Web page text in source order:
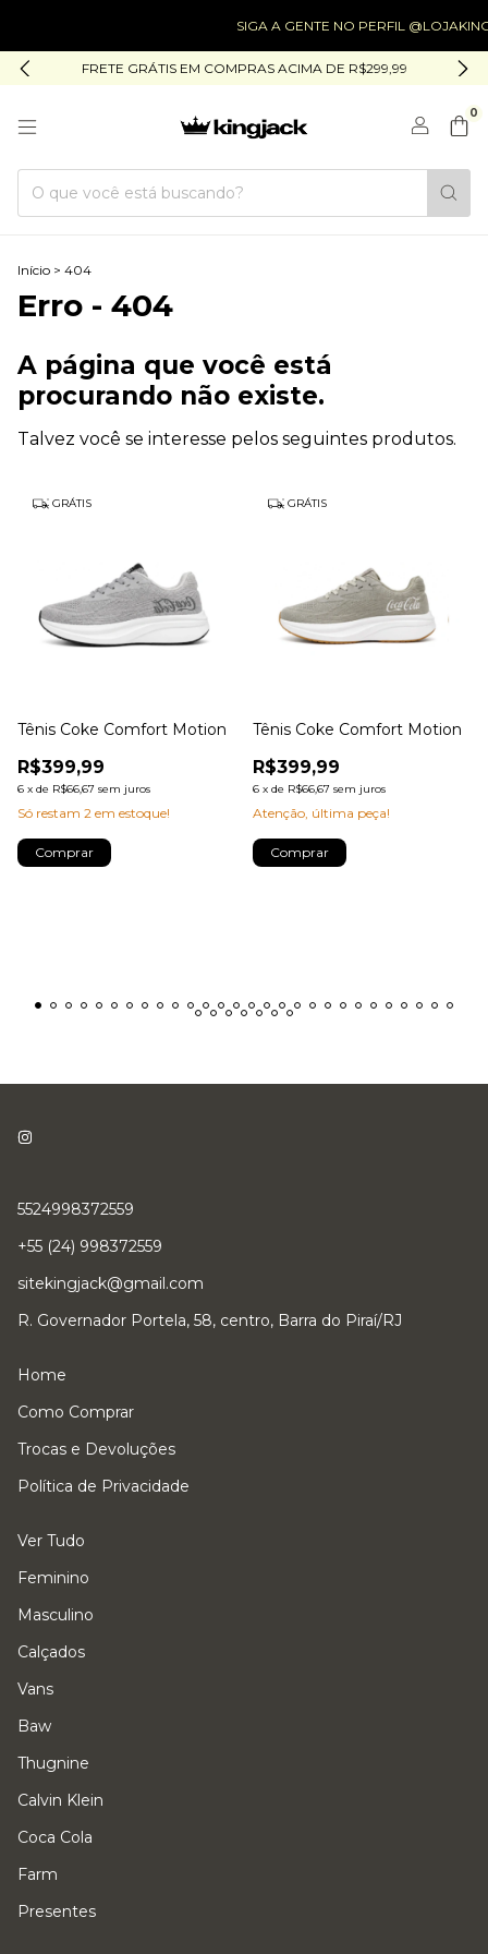
SIGA A GENTE NO PERFIL
FRETE GRÁTIS EM COMPRAS ACIMA DE R$299,99
0
Início > 404
Erro - 404
A página que você está
procurando não existe.
Talvez você se interesse pelos seguintes produtos.
GRÁTIS
Tênis Coke Comfort Motion
R$399,99
6 x de R$66,67 sem juros
Só restam 2 em estoque!
Comprar
GRÁTIS
Tênis Coke Comfort Motion
R$399,99
6 x de R$66,67 sem juros
Atenção, última peça!
Comprar
5524998372559
+55 (24) 998372559
sitekingjack@gmail.com
R. Governador Portela, 58, centro, Barra do Piraí/RJ
Home
Como Comprar
Trocas e Devoluções
Política de Privacidade
Ver Tudo
Feminino
Masculino
Calçados
Vans
Baw
Thugnine
Calvin Klein
Coca Cola
Farm
Presentes